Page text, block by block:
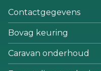
Contactgegevens
Bovag keuring
Caravan onderhoud